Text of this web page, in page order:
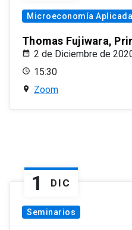
Microeconomía Aplicada
Thomas Fujiwara,
2 de Diciembre de
15:30
Zoom
1 DIC
Seminarios